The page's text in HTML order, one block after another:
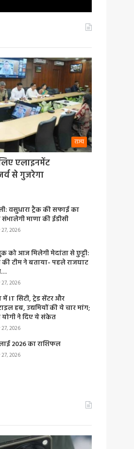
राज्य
एलाइनमेंट
से गुजरेगा
वसुधारा ट्रैक की सफाई का
संभालेगी माणा की ईडीसी
2026
को आज मिलेगी मेदांता से छुट्टी:
टीम ने बताया- पहले राजघाट
2026
IT सिटी, ट्रेड सेंटर और
हब, उद्यमियों की ये चार मांग;
योगी ने दिए ये संकेत
2026
2026 का राशिफल
2026